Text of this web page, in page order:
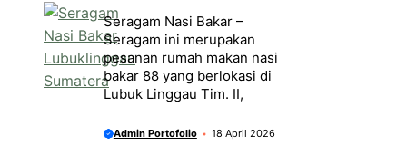
Seragam Nasi Bakar –
Seragam ini merupakan
pesanan rumah makan nasi
bakar 88 yang berlokasi di
Lubuk Linggau Tim. II,
Admin Portofolio 18 April 2026